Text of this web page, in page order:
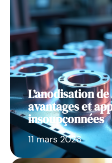
L’anodisation
avantages et
insoupçonnées
11 mars 2026